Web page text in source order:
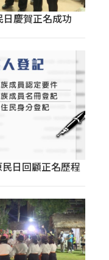
慶賀正名成功
日回顧正名歷程